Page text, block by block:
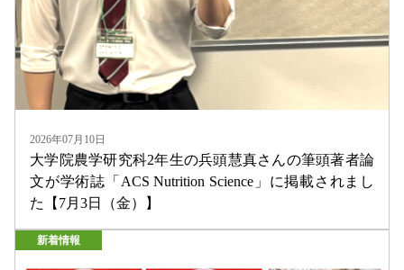
2026年07月10日
大学院農学研究科2年生の兵頭慧真さんの筆頭著者論
文が学術誌「ACS Nutrition Science」に掲載されまし
た【7月3日（金）】
新着情報